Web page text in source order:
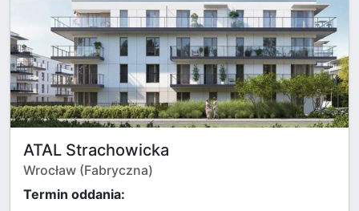
ATAL Strachowicka
Wrocław (Fabryczna)
Termin oddania: